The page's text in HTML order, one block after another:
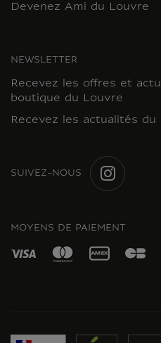
Devenez Ami du Louvre
NEWSLETTER
Recevez les offres et
boutique du Louvre
Recevez les actualités
SUIVEZ-NOUS
MOYENS DE PAIEMENT